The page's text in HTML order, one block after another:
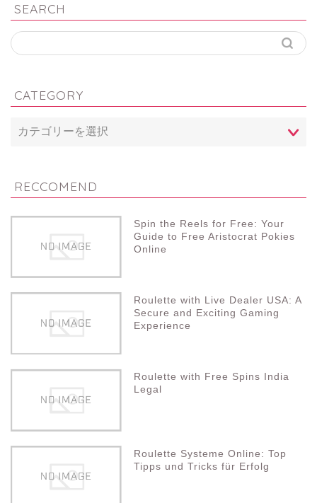
SEARCH
CATEGORY
RECCOMEND
Spin the Reels for Free: Your
Guide to Free Aristocrat Pokies
Online
Roulette with Live Dealer USA: A
Secure and Exciting Gaming
Experience
Roulette with Free Spins India
Legal
Roulette Systeme Online: Top
Tipps und Tricks für Erfolg